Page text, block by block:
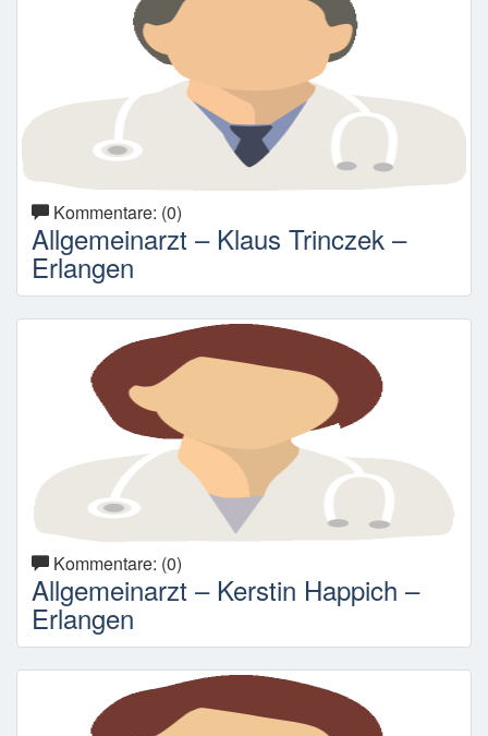
Kommentare: (0)
Allgemeinarzt – Klaus Trinczek –
Erlangen
Kommentare: (0)
Allgemeinarzt – Kerstin Happich –
Erlangen